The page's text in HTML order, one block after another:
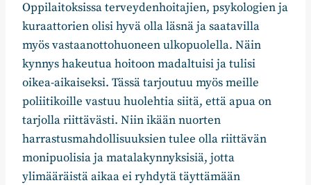
Oppilaitoksissa terveydenhoitajien, psykologien ja
kuraattorien olisi hyvä olla läsnä ja saatavilla
myös vastaanottohuoneen ulkopuolella. Näin
kynnys hakeutua hoitoon madaltuisi ja tulisi
oikea-aikaiseksi. Tässä tarjoutuu myös meille
poliitikoille vastuu huolehtia siitä, että apua on
tarjolla riittävästi. Niin ikään nuorten
harrastusmahdollisuuksien tulee olla riittävän
monipuolisia ja matalakynnyksisiä, jotta
ylimääräistä aikaa ei ryhdytä täyttämään